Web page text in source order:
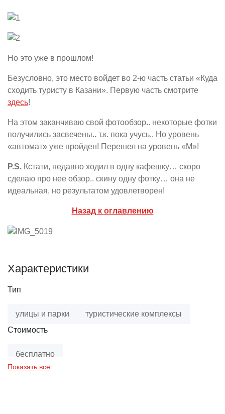
Но это уже в прошлом!
Безусловно, это место войдет во 2-ю часть статьи «Куда
сходить туристу в Казани». Первую часть смотрите
здесь!
На этом заканчиваю свой фотообзор.. некоторые фотки
получились засвечены.. т.к. пока учусь.. Но уровень
«автомат» уже пройден! Перешел на уровень «М»!
P.S. Кстати, недавно ходил в одну кафешку… скоро
сделаю про нее обзор.. скину одну фотку… она не
идеальная, но результатом удовлетворен!
Назад к оглавлению
Характеристики
Тип
улицы и парки
туристические комплексы
Стоимость
бесплатно
Показать все